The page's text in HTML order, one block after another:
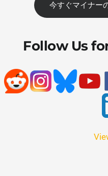
今すぐマイナー
Follow Us